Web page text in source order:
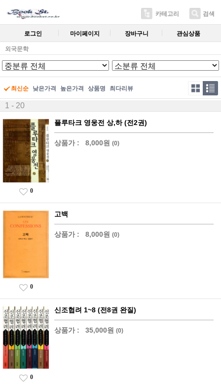
카테고리 검색
로그인 마이페이지 장바구니 관심상품
외국문학
최신순 낮은가격 높은가격 상품명 최다리뷰
1 - 20
플루타크 영웅전 상,하 (전2권)
상품가 : 8,000원 (0)
0
고백
상품가 : 8,000원 (0)
0
신조협려 1~8 (전8권 완질)
상품가 : 35,000원 (0)
0